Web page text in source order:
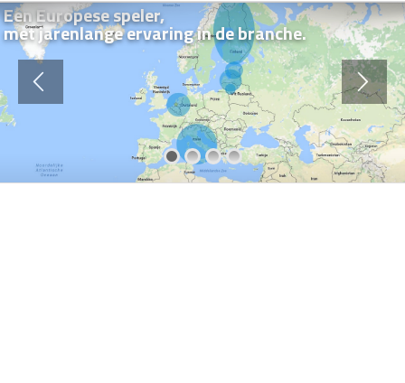
Een Europese speler,
met jarenlange ervaring in de branche.